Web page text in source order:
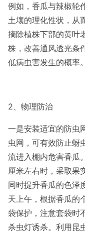
例如，香瓜与辣椒轮
土壤的理化性状，从
摘除植株下部的黄叶
株，改善通风透光条
低病虫害发生的概率。
2、物理防治
一是安装适宜的防虫
虫网，可有效防止蚜
流进入棚内危害香瓜
厘米左右时，采取果
同时提升香瓜的色泽
天上午，根据香瓜的
袋保护，注意套袋时
杀虫灯诱杀。利用昆